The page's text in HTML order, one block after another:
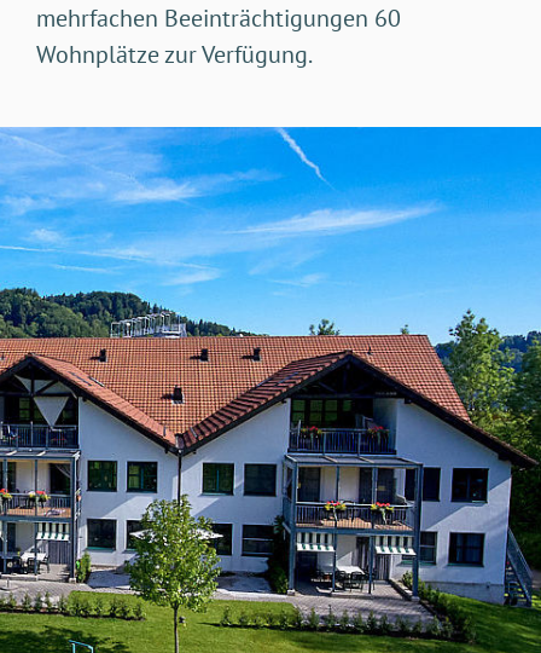
mehrfachen Beeinträchtigungen 60
Wohnplätze zur Verfügung.